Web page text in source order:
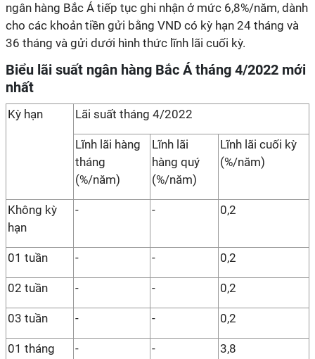
ngân hàng Bắc Á tiếp tục ghi nhận ở mức 6,8%/năm, dành
cho các khoản tiền gửi bằng VND có kỳ hạn 24 tháng và
36 tháng và gửi dưới hình thức lĩnh lãi cuối kỳ.
Biểu lãi suất ngân hàng Bắc Á tháng 4/2022 mới
nhất
Kỳ hạn Lãi suất tháng 4/2022
Lĩnh lãi hàng
tháng
(%/năm)
Lĩnh lãi
hàng quý
(%/năm)
Lĩnh lãi cuối kỳ
(%/năm)
Không kỳ
hạn
- - 0,2
01 tuần - - 0,2
02 tuần - - 0,2
03 tuần - - 0,2
01 tháng - - 3,8